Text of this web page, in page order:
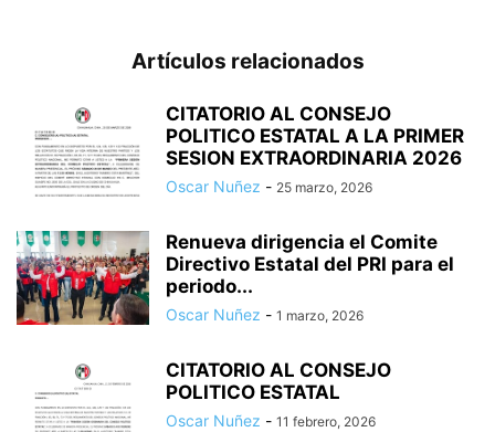
Artículos relacionados
CITATORIO AL CONSEJO
POLITICO ESTATAL A LA PRIMER
SESION EXTRAORDINARIA 2026
Oscar Nuñez - 25 marzo, 2026
Renueva dirigencia el Comite
Directivo Estatal del PRI para el
periodo...
Oscar Nuñez - 1 marzo, 2026
CITATORIO AL CONSEJO
POLITICO ESTATAL
Oscar Nuñez - 11 febrero, 2026